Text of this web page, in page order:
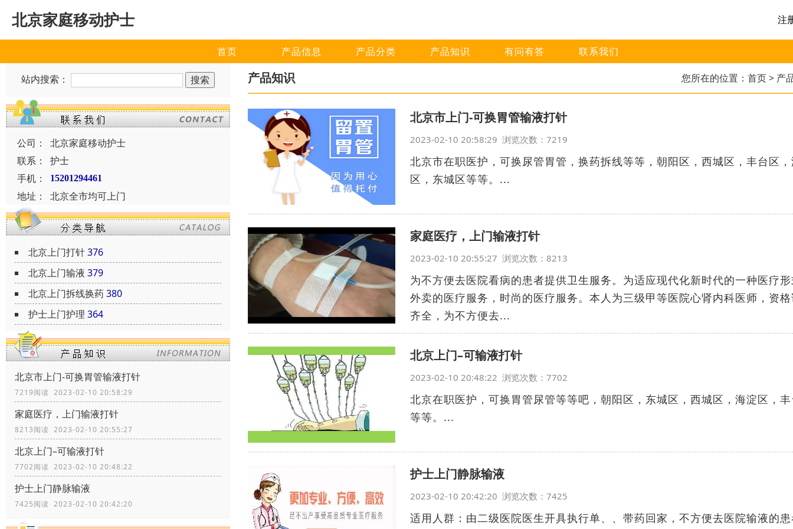
北京家庭移动护士 注
首页 产品信息 产品分类 产品知识 有问有答 联系我们
站内搜索：
公司：
北京家庭移动护士
联系：
护士
手机：
15201294461
地址： 北京全市均可上门
北京上门打针376
北京上门输液 379
北京上门拆线换药380
护士上门护理 364
北京市上门-可换胃管输液打针
7219阅读 2023-02-10 20:58:29
家庭医疗，上门输液打针
8213阅读 2023-02-10 20:55:27
北京上门–可输液打针
7702阅读 2023-02-10 20:48:22
护士上门静脉输液
7425阅读 2023-02-10 20:42:20
产品知识 您所在的位置： 首页> 产
北京市上门-可换胃管输液打针
2023-02-10 20:58:29 浏览次数：7219
北京市在职医护，可换尿管胃管，换药拆线等等，朝阳区，西城区，丰台区
区，东城区等等。...
家庭医疗，上门输液打针
2023-02-10 20:55:27 浏览次数：8213
为不方便去医院看病的患者提供卫生服务。为适应现代化新时代的一种医疗
外卖的医疗服务，时尚的医疗服务。本人为三级甲等医院心肾内科医师，资
齐全，为不方便去...
北京上门–可输液打针
2023-02-10 20:48:22 浏览次数：7702
北京在职医护，可换胃管尿管等等吧，朝阳区，东城区，西城区，海淀区，
等等。...
护士上门静脉输液
2023-02-10 20:42:20 浏览次数：7425
适用人群：由二级医院医生开具执行单、、带药回家，不方便去医院输液的